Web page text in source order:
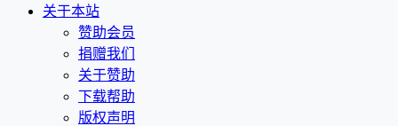
关于本站
赞助会员
捐赠我们
关于赞助
下载帮助
版权声明